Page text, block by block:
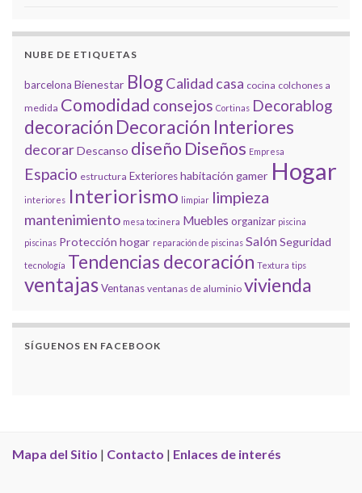
NUBE DE ETIQUETAS
barcelona Bienestar BlogCalidad casa cocina colchones a
medida Comodidad consejos Cortinas Decorablog
decoración Decoración Interiores
decorarDescanso diseño Diseños Empresa
Espacio estructura Exterioreshabitación gamer Hogar
interiores Interiorismo limpiar limpieza
mantenimiento mesa tocinera Muebles organizar piscina
piscinas Protección hogar reparación de piscinas SalónSeguridad
tecnología Tendencias decoración Textura tips
ventajasVentanas ventanas de aluminio vivienda
SÍGUENOS EN FACEBOOK
Mapa del Sitio | Contacto | Enlaces de interés